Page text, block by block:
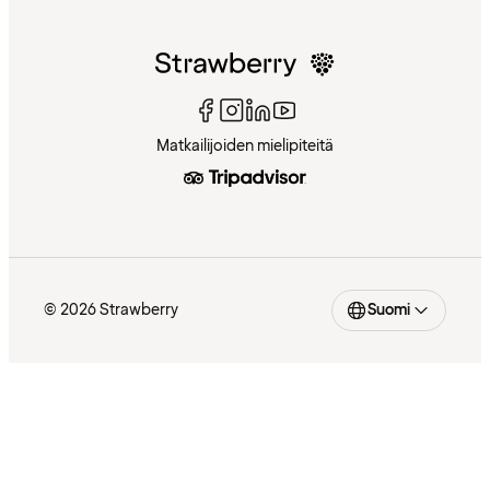
Matkailijoiden mielipiteitä
© 2026 Strawberry Suomi